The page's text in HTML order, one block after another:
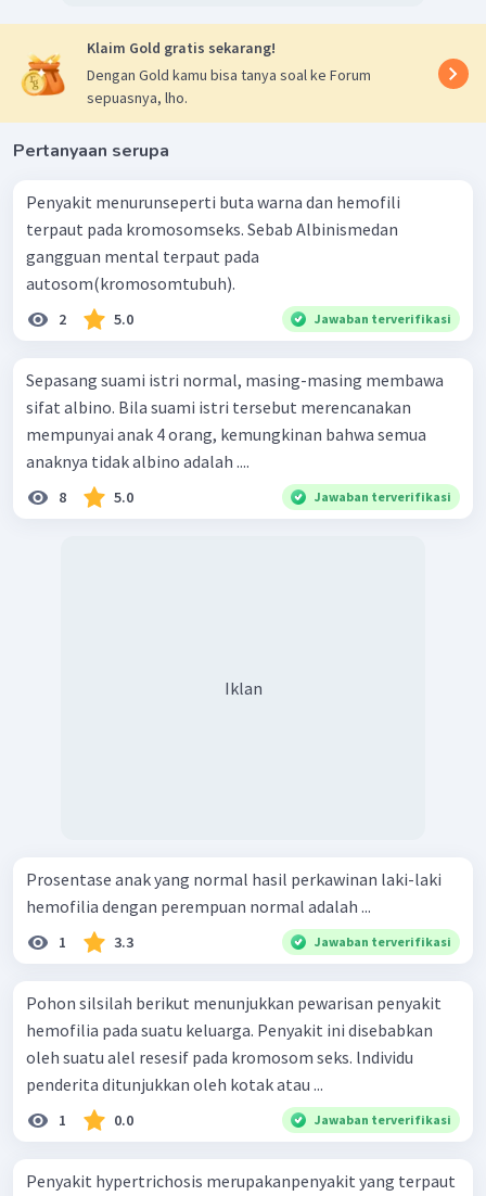
Klaim Gold gratis sekarang!
Dengan Gold kamu bisa tanya soal ke Forum
sepuasnya, lho.
Pertanyaan serupa
Penyakit menurunseperti buta warna dan hemofili
terpaut pada kromosomseks. Sebab Albinismedan
gangguan mental terpaut pada
autosom(kromosomtubuh).
2 5.0 Jawaban terverifikasi
Sepasang suami istri normal, masing-masing membawa
sifat albino. Bila suami istri tersebut merencanakan
mempunyai anak 4 orang, kemungkinan bahwa semua
anaknya tidak albino adalah ....
8 5.0 Jawaban terverifikasi
Iklan
Prosentase anak yang normal hasil perkawinan laki-laki
hemofilia dengan perempuan normal adalah ...
1 3.3 Jawaban terverifikasi
Pohon silsilah berikut menunjukkan pewarisan penyakit
hemofilia pada suatu keluarga. Penyakit ini disebabkan
oleh suatu alel resesif pada kromosom seks. lndividu
penderita ditunjukkan oleh kotak atau ...
1 0.0 Jawaban terverifikasi
Penyakit hypertrichosis merupakanpenyakit yang terpaut